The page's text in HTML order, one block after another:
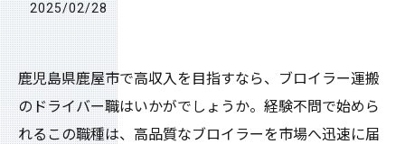
2025/02/28
鹿児島県鹿屋市で高収入を目指すなら、ブロイラー運搬
のドライバー職はいかがでしょうか。経験不問で始めら
れるこの職種は、高品質なブロイラーを市場へ迅速に届